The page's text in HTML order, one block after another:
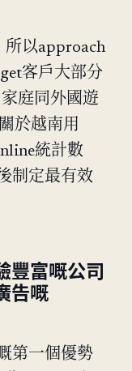
所以approach
客戶大部分
庭同外國遊
於越南用
統計數
制定最有效
豐富嘅公司
告嘅
第一個優勢